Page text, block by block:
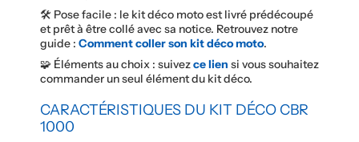
🛠️ Pose facile : le kit déco moto est livré prédécoupé
et prêt à être collé avec sa notice. Retrouvez notre
guide : Comment coller son kit déco moto.
🧩 Éléments au choix : suivezce lien si vous souhaitez
commander un seul élément du kit déco.
CARACTÉRISTIQUES DU KIT DÉCO CBR
1000